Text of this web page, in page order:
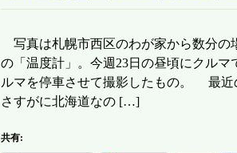
写真は札幌市西区のわが家から数分の
の「温度計」。今週23日の昼頃にクル
ルマを停車させて撮影したもの。 最近
さすがに北海道なの […]
共有: